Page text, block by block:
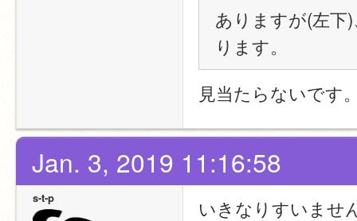
ありますが(左下
ります。
見当たらないです
Jan. 3, 2019 11:16:58
s-t-p いきなりすいませ